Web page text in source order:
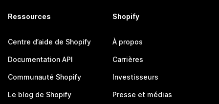
Ressources
Centre d’aide de Shopify
Documentation API
Communauté Shopify
Le blog de Shopify
Shopify
À propos
Carrières
Investisseurs
Presse et médias